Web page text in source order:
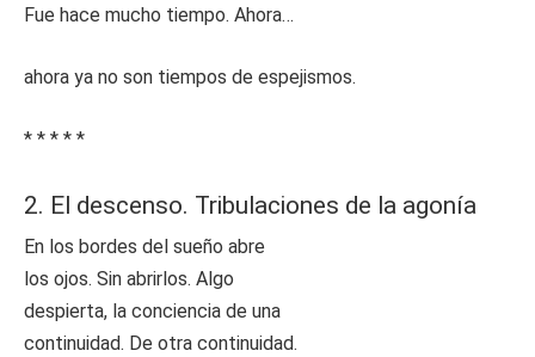
Fue hace mucho tiempo. Ahora…
ahora ya no son tiempos de espejismos.
* * * * *
2. El descenso. Tribulaciones de la agonía
En los bordes del sueño abre
los ojos. Sin abrirlos. Algo
despierta, la conciencia de una
continuidad. De otra continuidad.